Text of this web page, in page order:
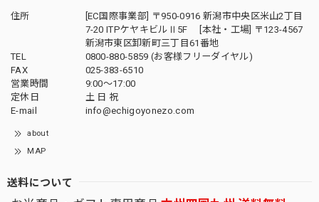
住所
[EC国際事業部] 〒950-0916 新潟市中央区米山2丁目
7-20 ITPケヤキビルⅡ5F [本社・工場] 〒123-4567
新潟市東区卸新町三丁目61番地
TEL
0800-880-5859 (お客様フリーダイヤル)
FAX
025-383-6510
営業時間
9:00～17:00
定休日
土 日 祝
E-mail
info@echigoyonezo.com
about
MAP
送料について